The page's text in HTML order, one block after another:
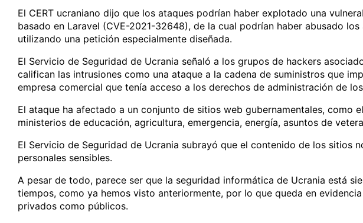
El CERT ucraniano dijo que los ataques podrían haber explotado una
basado en Laravel (CVE-2021-32648), de la cual podrían haber abusado
utilizando una petición especialmente diseñada.
El Servicio de Seguridad de Ucrania señaló a los grupos de hackers
califican las intrusiones como una ataque a la cadena de suministros que
empresa comercial que tenía acceso a los derechos de administración de
El ataque ha afectado a un conjunto de sitios web gubernamentales, como
ministerios de educación, agricultura, emergencia, energía, asuntos de
El Servicio de Seguridad de Ucrania subrayó que el contenido de los sitios
personales sensibles.
A pesar de todo, parece ser que la seguridad informática de Ucrania está
tiempos, como ya hemos visto anteriormente, por lo que queda en
privados como públicos.